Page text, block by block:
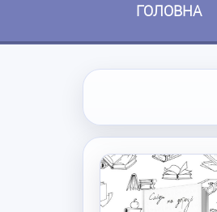
ГОЛОВНА